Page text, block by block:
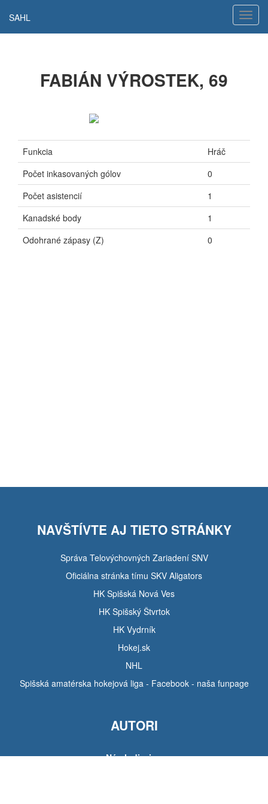
SAHL
FABIÁN VÝROSTEK, 69
Funkcia
Hráč
Počet inkasovaných gólov
0
Počet asistencií
1
Kanadské body
1
Odohrané zápasy (Z)
0
NAVŠTÍVTE AJ TIETO STRÁNKY
Správa Telovýchovných Zariadení SNV
Oficiálna stránka tímu SKV Aligators
HK Spišská Nová Ves
HK Spišský Štvrtok
HK Vydrník
Hokej.sk
NHL
Spišská amatérska hokejová liga - Facebook - naša funpage
AUTORI
Návrh dizajnu